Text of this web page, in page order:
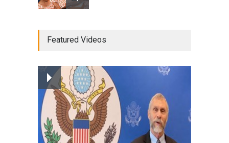
Radio partenaire
Magazine : le service de
prise en charge des
personnes vivantes avec le
VIH
Santé 25/03/2019
Featured Videos